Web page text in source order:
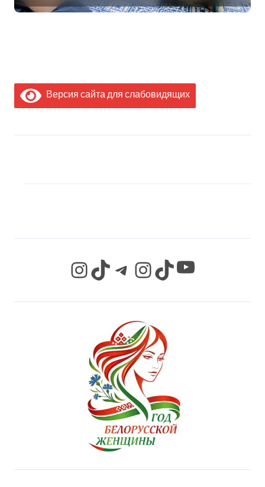
Версия сайта для слабовидящих
InstagramTikTok Telegram InstagramTikTok YouTube